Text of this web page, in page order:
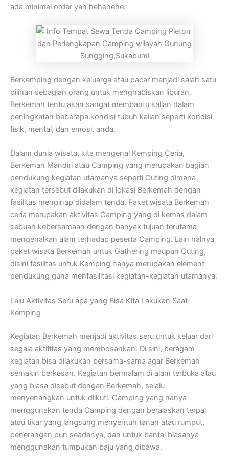
ada minimal order yah hehehehe.
Berkemping dengan keluarga atau pacar menjadi salah satu
pilihan sebagian orang untuk menghabiskan liburan.
Berkemah tentu akan sangat membantu kalian dalam
peningkatan beberapa kondisi tubuh kalian seperti kondisi
fisik, mental, dan emosi. anda.
Dalam dunia wisata, kita mengenal Kemping Ceria,
Berkemah Mandiri atau Camping yang merupakan bagian
pendukung kegiatan utamanya seperti Outing dimana
kegiatan tersebut dilakukan di lokasi Berkemah dengan
fasilitas menginap didalam tenda. Paket wisata Berkemah
ceria merupakan aktivitas Camping yang di kemas dalam
sebuah kebersamaan dengan banyak tujuan terutama
mengenalkan alam terhadap peserta Camping. Lain halnya
paket wisata Berkemah untuk Gathering maupun Outing,
disini fasilitas untuk Kemping hanya merupakan element
pendukung guna menfasilitasi kegiatan-kegiatan utamanya.
Lalu Aktivitas Seru apa yang Bisa Kita Lakukan Saat
Kemping
Kegiatan Berkemah menjadi aktivitas seru untuk keluar dari
segala aktifitas yang membosankan. Di sini, beragam
kegiatan bisa dilakukan bersama-sama agar Berkemah
semakin berkesan. Kegiatan bermalam di alam terbuka atau
yang biasa disebut dengan Berkemah, selalu
menyenangkan untuk diikuti. Camping yang hanya
menggunakan tenda Camping dengan beralaskan terpal
atau tikar yang langsung menyentuh tanah atau rumput,
penerangan pun seadanya, dan untuk bantal biasanya
menggunakan tumpukan baju yang dibawa.